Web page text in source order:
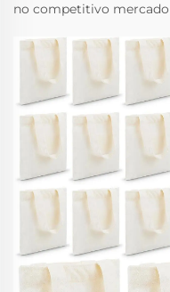
no competitivo mercado